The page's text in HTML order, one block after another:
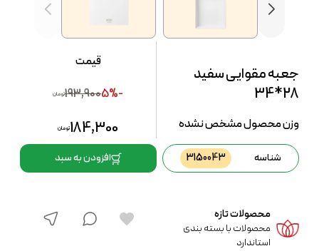
جعبه مقوایی سفید
28*34
وزن محصول مشخص نشده
محصولات تازه
محصولات با بسته بندی
استاندارد
قیمت
-5%
193,900تومان
184,300تومان
افزودن به سبد شناسه 3150043